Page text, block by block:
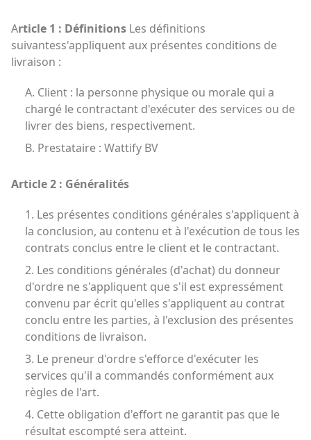
Article 1 : Définitions Les définitions
suivantess'appliquent aux présentes conditions de
livraison :
A. Client : la personne physique ou morale qui a
chargé le contractant d'exécuter des services ou de
livrer des biens, respectivement.
B. Prestataire : Wattify BV
Article 2 : Généralités
1. Les présentes conditions générales s'appliquent à
la conclusion, au contenu et à l'exécution de tous les
contrats conclus entre le client et le contractant.
2. Les conditions générales (d'achat) du donneur
d'ordre ne s'appliquent que s'il est expressément
convenu par écrit qu'elles s'appliquent au contrat
conclu entre les parties, à l'exclusion des présentes
conditions de livraison.
3. Le preneur d'ordre s'efforce d'exécuter les
services qu'il a commandés conformément aux
règles de l'art.
4. Cette obligation d'effort ne garantit pas que le
résultat escompté sera atteint.